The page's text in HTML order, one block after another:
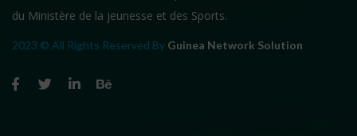
du Ministère de la jeunesse et des Sports.
2023 © All Rights Reserved By Guinea Network Solution